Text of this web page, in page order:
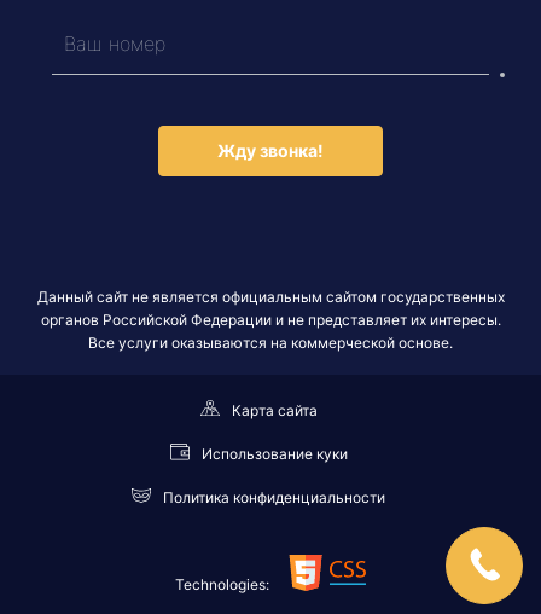
Жду звонка!
Данный сайт не является официальным сайтом государственных
органов Российской Федерации и не представляет их интересы.
Все услуги оказываются на коммерческой основе.
Карта сайта
Использование куки
Политика конфиденциальности
Technologies: